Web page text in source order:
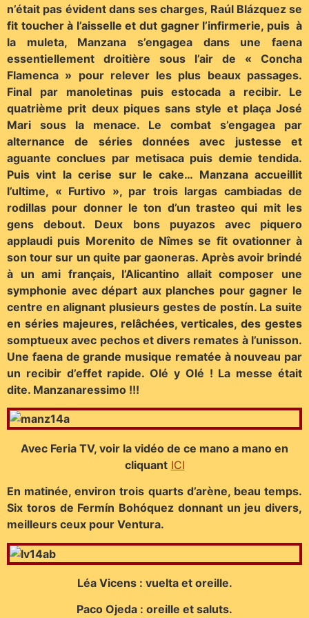
n’était pas évident dans ses charges, Raúl Blázquez se
fit toucher à l’aisselle et dut gagner l’infirmerie, puis à
la muleta, Manzana s’engagea dans une faena
essentiellement droitière sous l’air de « Concha
Flamenca » pour relever les plus beaux passages.
Final par manoletinas puis estocada a recibir. Le
quatrième prit deux piques sans style et plaça José
Mari sous la menace. Le combat s’engagea par
alternance de séries données avec justesse et
aguante conclues par metisaca puis demie tendida.
Puis vint la cerise sur le cake… Manzana accueillit
l’ultime, « Furtivo », par trois largas cambiadas de
rodillas pour donner le ton d’un trasteo qui mit les
gens debout. Deux bons puyazos avec piquero
applaudi puis Morenito de Nîmes se fit ovationner à
son tour sur un quite par gaoneras. Après avoir brindé
à un ami français, l’Alicantino allait composer une
symphonie avec départ aux planches pour gagner le
centre en alignant plusieurs gestes de postín. La suite
en séries majeures, relâchées, verticales, des gestes
somptueux avec pechos et divers remates à l’unisson.
Une faena de grande musique rematée à nouveau par
un recibir d’effet rapide. Olé y Olé ! La messe était
dite. Manzanaressimo !!!
Avec Feria TV, voir la vidéo de ce mano a mano en
cliquant ICI
En matinée, environ trois quarts d’arène, beau temps.
Six toros de Fermín Bohóquez donnant un jeu divers,
meilleurs ceux pour Ventura.
Léa Vicens : vuelta et oreille.
Paco Ojeda : oreille et saluts.